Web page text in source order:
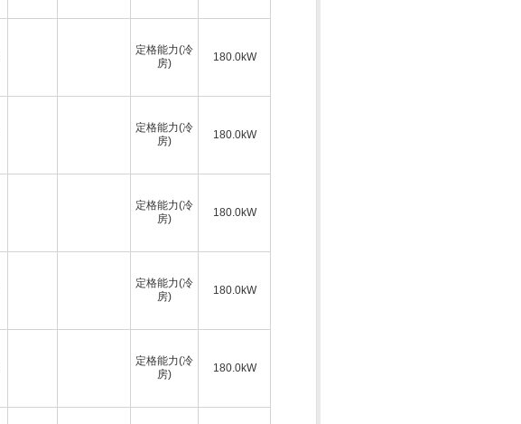
定格能力(冷
房)
180.0kW
定格能力(冷
房)
180.0kW
定格能力(冷
房)
180.0kW
定格能力(冷
房)
180.0kW
定格能力(冷
房)
180.0kW